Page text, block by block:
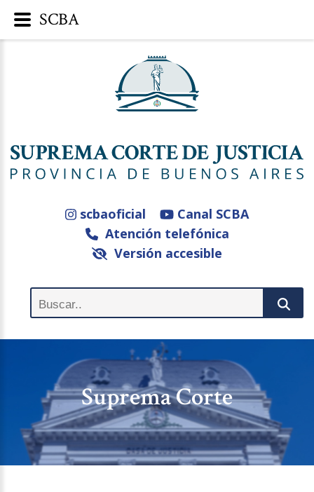
scbaoficial
Canal SCBA
Atención telefónica
Versión accesible
Suprema Corte
SCBA